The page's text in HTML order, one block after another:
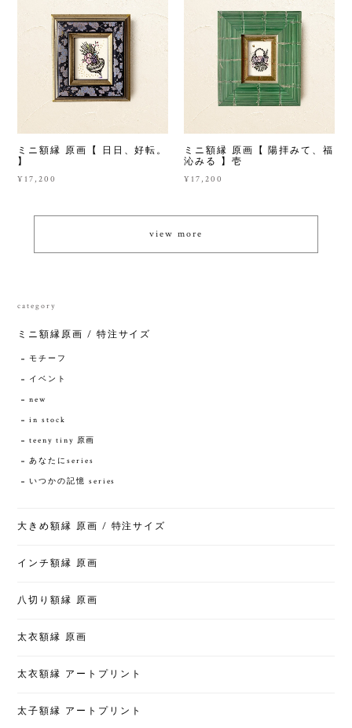
ミニ額縁 原画【 日日、好転。
】
¥17,200
ミニ額縁 原画【 陽拝みて、福
沁みる 】壱
¥17,200
view more
category
ミニ額縁原画 / 特注サイズ
モチーフ
イベント
new
in stock
teeny tiny 原画
あなたにseries
いつかの記憶 series
大きめ額縁 原画 / 特注サイズ
インチ額縁 原画
八切り額縁 原画
太衣額縁 原画
太衣額縁 アートプリント
太子額縁 アートプリント